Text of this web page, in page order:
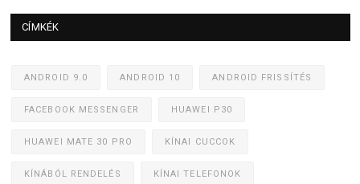
CÍMKÉK
ANDROID 9.0 ANDROID 10 ANDROID FRISSÍTÉS
FACEBOOK MESSENGER HUAWEI P30
HUAWEI MATE 30 PRO KÍNAI CUCCOK
KÍNÁBÓL RENDELÉS KÍNAI TELEFONOK